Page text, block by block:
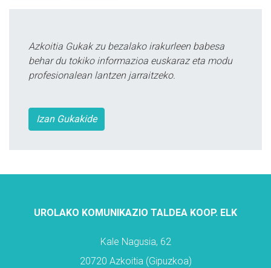
Azkoitia Gukak zu bezalako irakurleen babesa
behar du tokiko informazioa euskaraz eta modu
profesionalean lantzen jarraitzeko.
Izan Gukakide
UROLAKO KOMUNIKAZIO TALDEA KOOP. ELK
Kale Nagusia, 62
20720 Azkoitia (Gipuzkoa)